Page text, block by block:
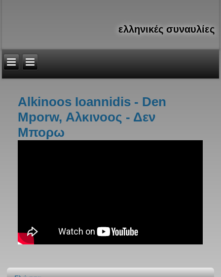
ελληνικές συναυλίες
Είστε εδώ
Alkinoos Ioannidis - Den
Mporw, Αλκινοος - Δεν
Μπορω